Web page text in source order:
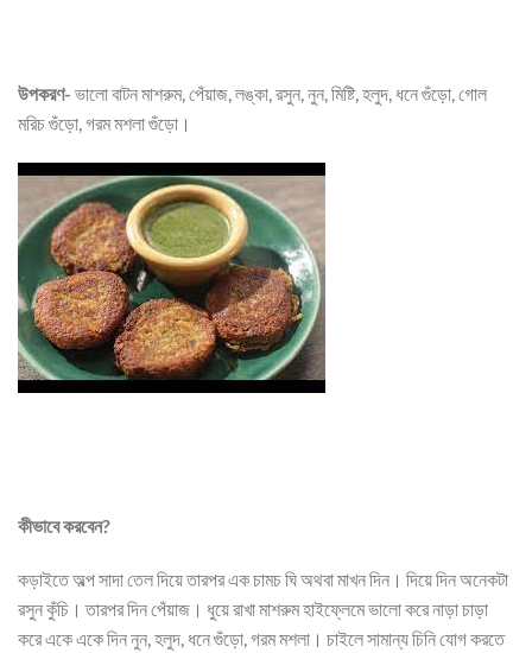
উপকরণ- ভালো বাটন মাশরুম, পেঁয়াজ, লঙ্কা, রসুন, নুন, মিষ্টি, হলুদ, ধনে গুঁড়ো, গোল
মরিচ গুঁড়ো, গরম মশলা গুঁড়ো।
কীভাবে করবেন?
কড়াইতে অল্প সাদা তেল দিয়ে তারপর এক চামচ ঘি অথবা মাখন দিন। দিয়ে দিন অনেকটা
রসুন কুঁচি। তারপর দিন পেঁয়াজ। ধুয়ে রাখা মাশরুম হাইফ্লেমে ভালো করে নাড়া চাড়া
করে একে একে দিন নুন, হলুদ, ধনে গুঁড়ো, গরম মশলা। চাইলে সামান্য চিনি যোগ করতে